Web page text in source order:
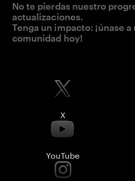
No te pierdas nuestro
actualizaciones.
Tenga un impacto: ¡únase
comunidad hoy!
X
YouTube